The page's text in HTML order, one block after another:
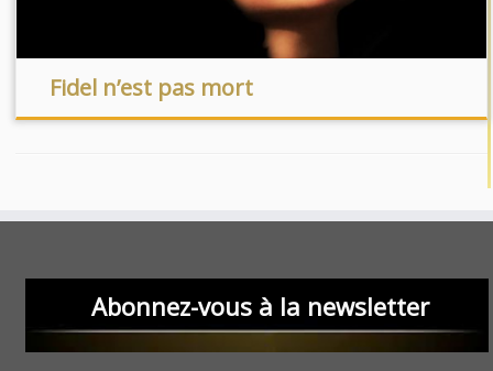
Fidel n’est pas mort
Abonnez-vous à la newsletter